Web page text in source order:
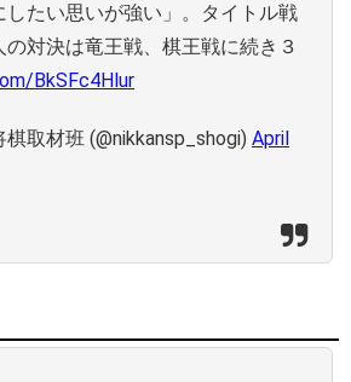
したい思いが強い」。タイトル戦
対決は竜王戦、棋王戦に続き３
BkSFc4Hlur
取材班 (@nikkansp_shogi) April